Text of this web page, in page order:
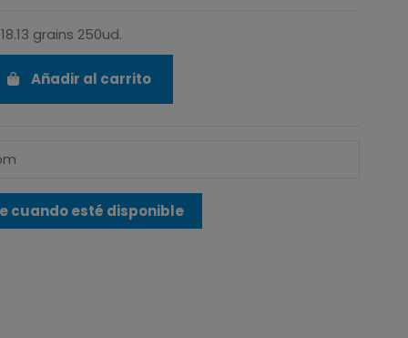
grains 250ud.
Añadir al carrito